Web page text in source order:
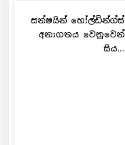
සන්ෂයින් හෝල්ඩින්ග්ස්
අනාගතය වෙනුවෙන්
සිය...